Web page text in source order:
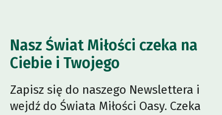
Nasz Świat Miłości czeka na
Ciebie i Twojego
Zapisz się do naszego Newslettera i
wejdź do Świata Miłości Oasy. Czeka